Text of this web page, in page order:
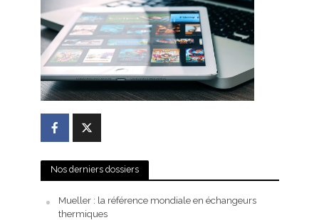
Nos derniers dossiers
Mueller : la référence mondiale en échangeurs
thermiques